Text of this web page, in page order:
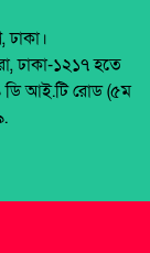
৭ ইউনিট
বাংলাদেশিসহ
উদ্ধার
ঢাকা-১২১৭ হতে
ডি আই.টি রোড (৫ম